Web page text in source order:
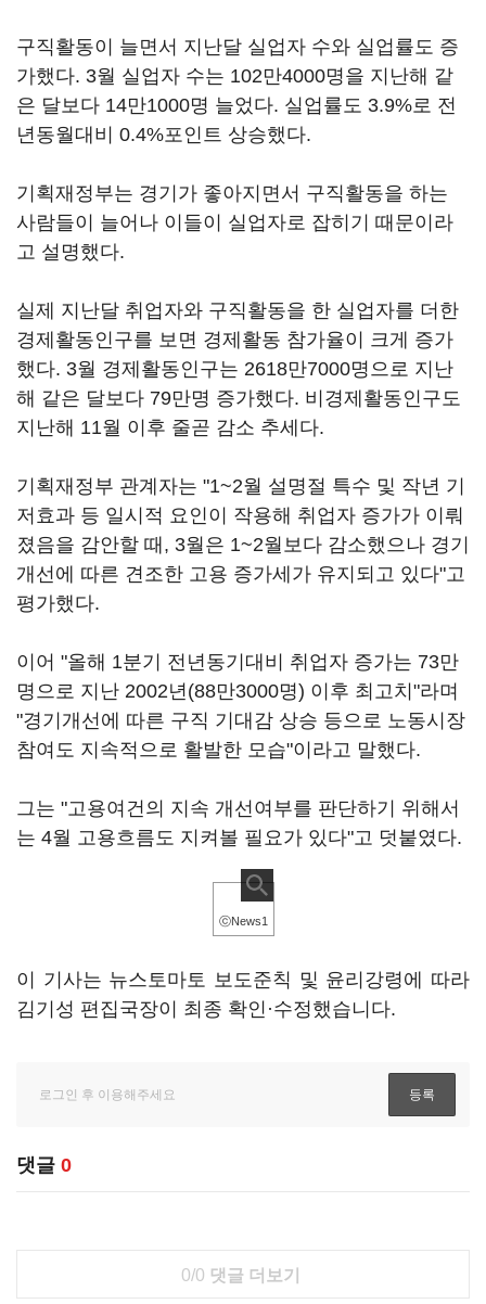
구직활동이 늘면서 지난달 실업자 수와 실업률도 증
가했다. 3월 실업자 수는 102만4000명을 지난해 같
은 달보다 14만1000명 늘었다. 실업률도 3.9%로 전
년동월대비 0.4%포인트 상승했다.
기획재정부는 경기가 좋아지면서 구직활동을 하는
사람들이 늘어나 이들이 실업자로 잡히기 때문이라
고 설명했다.
실제 지난달 취업자와 구직활동을 한 실업자를 더한
경제활동인구를 보면 경제활동 참가율이 크게 증가
했다. 3월 경제활동인구는 2618만7000명으로 지난
해 같은 달보다 79만명 증가했다. 비경제활동인구도
지난해 11월 이후 줄곧 감소 추세다.
기획재정부 관계자는 "1~2월 설명절 특수 및 작년 기
저효과 등 일시적 요인이 작용해 취업자 증가가 이뤄
졌음을 감안할 때, 3월은 1~2월보다 감소했으나 경기
개선에 따른 견조한 고용 증가세가 유지되고 있다"고
평가했다.
이어 "올해 1분기 전년동기대비 취업자 증가는 73만
명으로 지난 2002년(88만3000명) 이후 최고치"라며
"경기개선에 따른 구직 기대감 상승 등으로 노동시장
참여도 지속적으로 활발한 모습"이라고 말했다.
그는 "고용여건의 지속 개선여부를 판단하기 위해서
는 4월 고용흐름도 지켜볼 필요가 있다"고 덧붙였다.
ⓒNews1
이 기사는 뉴스토마토 보도준칙 및 윤리강령에 따라
김기성 편집국장이 최종 확인·수정했습니다.
댓글 0
0/0 댓글 더보기